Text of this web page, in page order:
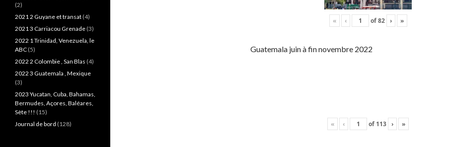
« ‹ of82 › »
Guatemala juin à fin novembre 2022
« ‹ of 113 › »
(2)
2021 2 Guyane et transat (4)
2021 3 Carriacou Grenade (3)
2022 1 Trinidad, Venezuela, le
ABC (5)
2022 2 Colombie , San Blas (4)
2022 3 Guatemala , Mexique
(3)
2023 Yucatan, Cuba, Bahamas,
Bermudes, Açores, Baléares,
Sète !!! (15)
Journal de bord (128)